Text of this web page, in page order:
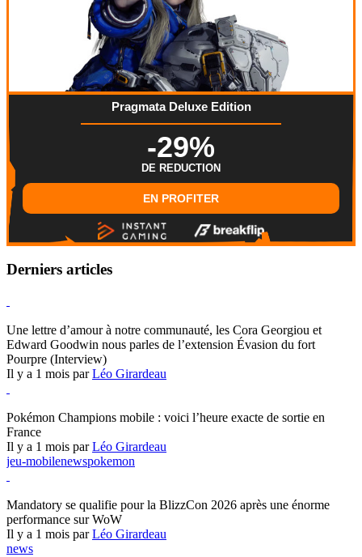
Pragmata Deluxe Edition
-29%
DE REDUCTION
EN PROFITER
Derniers articles
Une lettre d’amour à notre communauté, les Cora Georgiou et
Edward Goodwin nous parles de l’extension Évasion du fort
Pourpre (Interview)
Il y a 1 mois parLéo Girardeau
Pokémon Champions mobile : voici l’heure exacte de sortie en
France
Il y a 1 mois parLéo Girardeau
jeu-mobilenewspokemon
Mandatory se qualifie pour la BlizzCon 2026 après une énorme
performance sur WoW
Il y a 1 mois parLéo Girardeau
news